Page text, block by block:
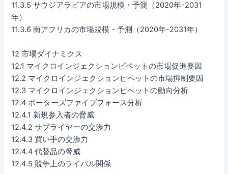
11.3.5 サウジアラビアの市場規模・予測（2020年-2031
年）
11.3.6 南アフリカの市場規模・予測（2020年-2031年）
12 市場ダイナミクス
12.1 マイクロインジェクションピペットの市場促進要因
12.2 マイクロインジェクションピペットの市場抑制要因
12.3 マイクロインジェクションピペットの動向分析
12.4 ポーターズファイブフォース分析
12.4.1 新規参入者の脅威
12.4.2 サプライヤーの交渉力
12.4.3 買い手の交渉力
12.4.4 代替品の脅威
12.4.5 競争上のライバル関係